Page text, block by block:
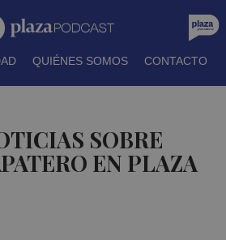
QUIÉNES SOMOS CONTACTO
SOBRE
EN PLAZA